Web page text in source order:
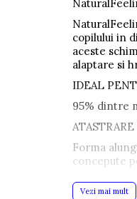
Seturi de doctor
Seturi de rufe
Trenuri cu sine
Jucarii exterior
copilului in
aceste
alaptare si
IDEAL
95% dintre
Forma
concepute
ACTIUNE
Vezi mai mult